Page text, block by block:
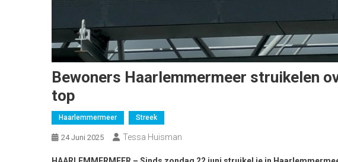
Bewoners Haarlemmermeer struikelen
top
Haarlemmermeer Streek
24 Juni 2025 Tessa Huisman